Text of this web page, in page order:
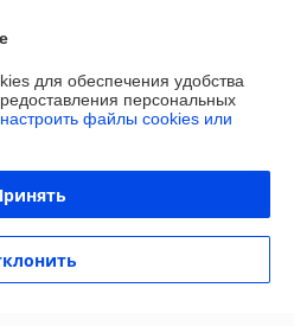
для обеспечения удобства
персональных
файлы cookies или